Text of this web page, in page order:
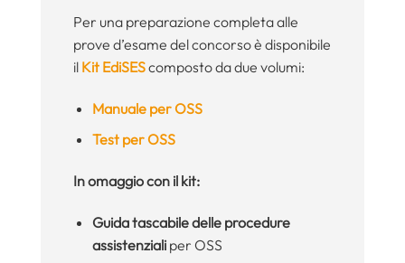
Per una preparazione completa alle
prove d’esame del concorso è disponibile
il Kit EdiSEScomposto da due volumi:
Manuale per OSS
Test per OSS
In omaggio con il kit:
Guida tascabile delle procedure
assistenziali per OSS